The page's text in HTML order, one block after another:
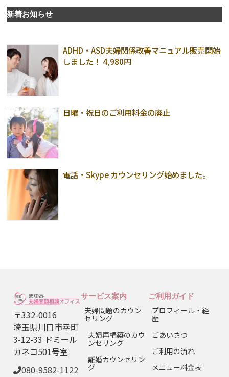
新着お知らせ
ADHD・ASD夫婦関係改善マニュアル販売開始
しました！ 4,980円
日曜・祝日のご利用料金の廃止
電話・Skype カウンセリング始めました。
〒332-0016
埼玉県川口市幸町
3-12-33 ドミール
カネコ501号室
080-9582-1122
サービス案内
夫婦問題のカウン
セリング
夫婦再構築のカウ
ンセリング
離婚カウンセリン
グ
ご利用ガイド
プロフィール・経
歴
ごあいさつ
ご利用の流れ
メニュー料金表